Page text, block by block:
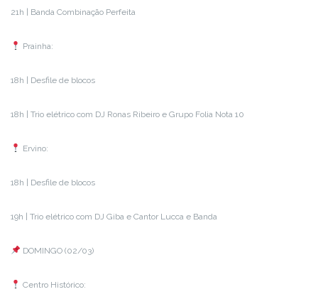
21h | Banda Combinação Perfeita
Prainha:
18h | Desfile de blocos
18h | Trio elétrico com DJ Ronas Ribeiro e Grupo Folia Nota 10
Ervino:
18h | Desfile de blocos
19h | Trio elétrico com DJ Giba e Cantor Lucca e Banda
DOMINGO (02/03)
Centro Histórico: